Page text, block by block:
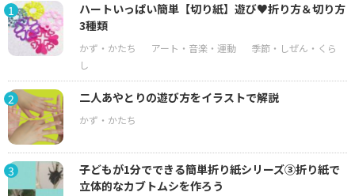
1
ハートいっぱい簡単【切り紙】遊び♥折り方＆切り方
3種類
2 二人あやとりの遊び方をイラストで解説
3
子どもが1分でできる簡単折り紙シリーズ③折り紙で
立体的なカブトムシを作ろう